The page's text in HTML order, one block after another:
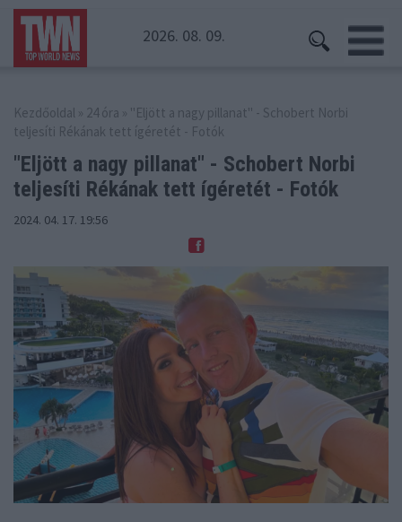
2026. 08. 09.
Kezdőoldal » 24 óra » "Eljött a nagy pillanat" - Schobert Norbi
teljesíti Rékának tett ígéretét - Fotók
"Eljött a nagy pillanat" - Schobert Norbi
teljesíti Rékának tett ígéretét - Fotók
2024. 04. 17. 19:56